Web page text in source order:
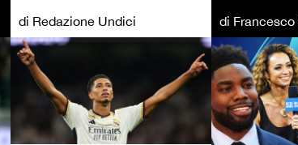
di Redazione Undici
di Francesco
CALCIO CALCIO